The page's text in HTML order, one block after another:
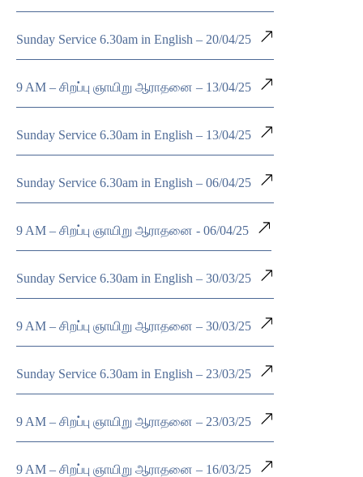
Sunday Service 6.30am in English – 20/04/25
9 AM – சிறப்பு ஞாயிறு ஆராதனை – 13/04/25
Sunday Service 6.30am in English – 13/04/25
Sunday Service 6.30am in English – 06/04/25
9 AM – சிறப்பு ஞாயிறு ஆராதனை - 06/04/25
Sunday Service 6.30am in English – 30/03/25
9 AM – சிறப்பு ஞாயிறு ஆராதனை – 30/03/25
Sunday Service 6.30am in English – 23/03/25
9 AM – சிறப்பு ஞாயிறு ஆராதனை – 23/03/25
9 AM – சிறப்பு ஞாயிறு ஆராதனை – 16/03/25